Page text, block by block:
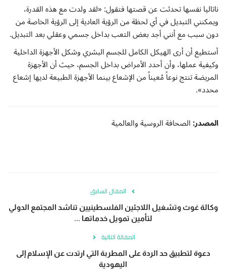
ناتاليا نفسها تحدثت عن قصتها فتقول: «لقد ولدت مع هذه القدرة،
ويمكنني التبديل في أي لحظة من الرؤية العادية إلى الرؤية الخاصة من
دون سبب مع أنني أجد بعض التعب بداخل جسمي وعقلي بعد التبديل.
أستطيع أن أرى الهيكل الكامل للجسم البشري وشكل الأجهزة الداخلية
وكيفية عملها، وأن أحدد الأمراض بداخل الجسم، حيث أن الأجهزة
المريضة تنتج نوعاً مُعيناً من الإشعاع بينما الأجهزة الطبيعة لديها إشعاع
محدد».
المصدر:الصحافة الروسية والعالمية
المقال السابق
وكالة غوث وتشغيل اللاجئين الفلسطينيين تناشد المجتمع الدولي
لتأمين تمويل خدماتها ...
المقالة التالية
دعوة لتطبيق حد الردة على المطربة التي ارتدت عن الإسلام إلى
اليهودية